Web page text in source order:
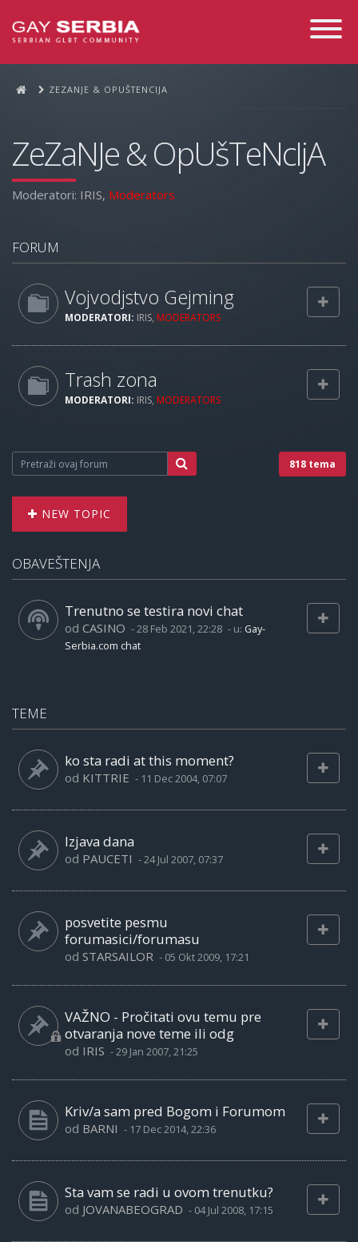
Toggle
ZEZANJE & OPUŠTENCIJA
ZeZaNJe & OpUšTeNcIjA
Moderatori: IRIS, Moderators
FORUM
Vojvodjstvo Gejming
MODERATORI: IRIS, MODERATORS
Trash zona
MODERATORI: IRIS, MODERATORS
818 tema
NEW TOPIC
OBAVEŠTENJA
Trenutno se testira novi chat
od CASINO -28 Feb 2021, 22:28 - u: Gay-
Serbia.com chat
TEME
ko sta radi at this moment?
od KITTRIE - 11 Dec 2004, 07:07
Izjava dana
od PAUCETI -24 Jul 2007, 07:37
posvetite pesmu
forumasici/forumasu
od STARSAILOR - 05 Okt 2009, 17:21
VAŽNO - Pročitati ovu temu pre
otvaranja nove teme ili odg
od IRIS -29 Jan 2007, 21:25
Kriv/a sam pred Bogom i Forumom
od BARNI - 17 Dec 2014, 22:36
Sta vam se radi u ovom trenutku?
od JOVANABEOGRAD - 04 Jul 2008, 17:15